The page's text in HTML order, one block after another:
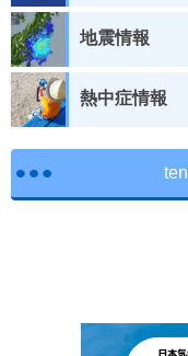
地震情報
熱中症情報